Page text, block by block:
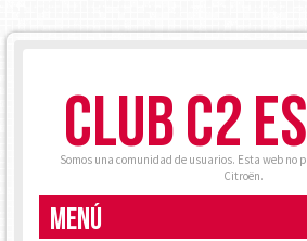
CLUB C2
Somos una comunidad de usuarios. Esta web no
Citroën.
MENÚ